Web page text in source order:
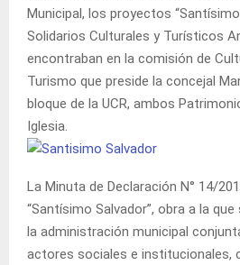
Municipal, los proyectos
Solidarios Culturales y Turísticos
encontraban en la comisión de
Turismo que preside la concejal
bloque de la UCR, ambos
Iglesia.
La Minuta de Declaración N° 14/
“Santísimo Salvador”, obra a la
la administración municipal
actores sociales e institucionales,